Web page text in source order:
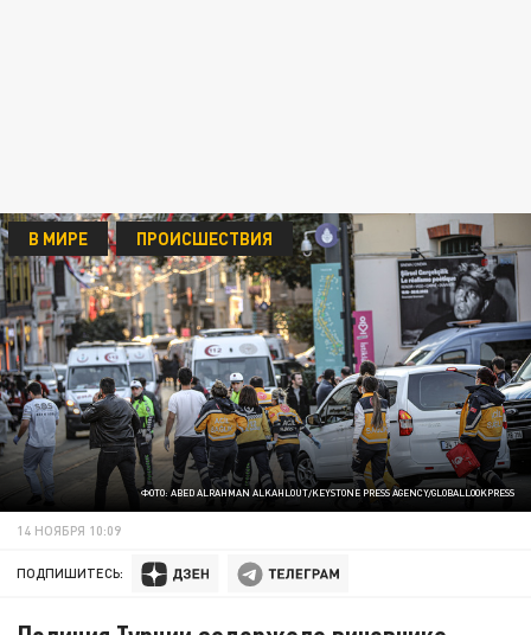
ФОТО: ABED ALRAHMAN ALKAHLOUT/KEYSTONE PRESS AGENCY/GLOBALLOOKPRESS
В МИРЕ ПРОИСШЕСТВИЯ
14 НОЯБРЯ 10:09
ПОДПИШИТЕСЬ: